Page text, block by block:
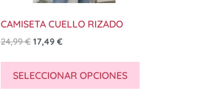
CAMISETA CUELLO RIZADO
24,99€ 17,49 €
SELECCIONAR OPCIONES